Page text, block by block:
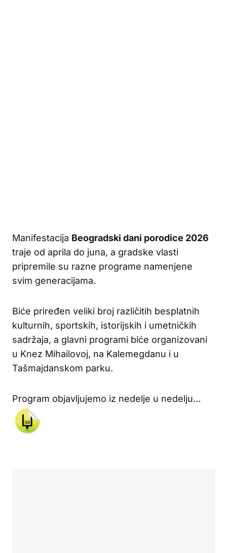
Manifestacija Beogradski dani porodice 2026
traje od aprila do juna, a gradske vlasti
pripremile su razne programe namenjene
svim generacijama.
Biće priređen veliki broj različitih besplatnih
kulturnih, sportskih, istorijskih i umetničkih
sadržaja, a glavni programi biće organizovani
u Knez Mihailovoj, na Kalemegdanu i u
Tašmajdanskom parku.
Program objavljujemo iz nedelje u nedelju…